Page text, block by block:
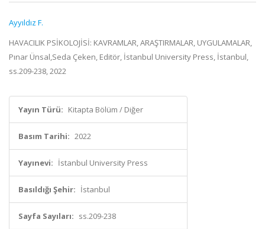
Ayyıldız F.
HAVACILIK PSİKOLOJİSİ: KAVRAMLAR, ARAŞTIRMALAR, UYGULAMALAR,
Pınar Ünsal,Seda Çeken, Editör, İstanbul University Press, İstanbul,
ss.209-238, 2022
Yayın Türü: Kitapta Bölüm / Diğer
Basım Tarihi: 2022
Yayınevi: İstanbul University Press
Basıldığı Şehir: İstanbul
Sayfa Sayıları: ss.209-238